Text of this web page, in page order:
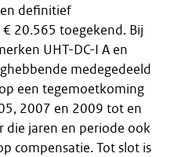
definitief
20.565 toegekend. Bij
UHT-DC-I A en
medegedeeld
een tegemoetkoming
2007 en 2009 tot en
die jaren en periode ook
compensatie. Tot slot is